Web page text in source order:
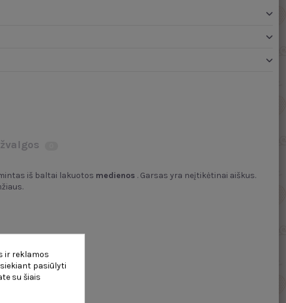
iš baltai lakuotos medienos . Garsas yra neįtikėtinai aiškus.
ir reklamos
pasiūlyti
su šiais